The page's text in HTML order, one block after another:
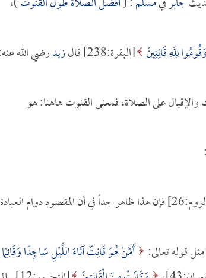
وَقُومُوا لِلَّهِ قَانِتِينَ [البقرة:238] قال زيدرضي الله
والإقبال على الصلاة، فمعنى القنوت هاهنا: هو
[الروم:26] فإن هذا ظاهر جداً في أن المقصود دوام العبادة
قوله تعالى: أَمَّنْ هُوَ قَانِتٌ آنَاءَ اللَّيْلِ سَاجِدًا وَقَائِمًا